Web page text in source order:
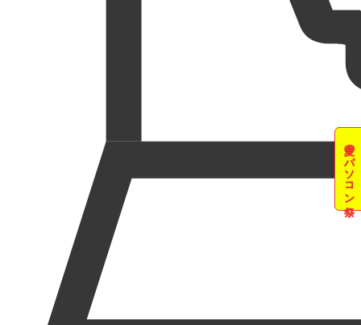
夏のパソコン祭